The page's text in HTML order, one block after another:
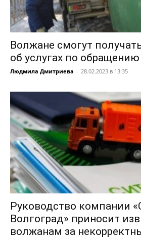
Волжане смогут
об услугах по
Людмила Дмитриева - 28.02.2023 в 13:35
Руководство компании
Волгоград» приносит
волжанам за